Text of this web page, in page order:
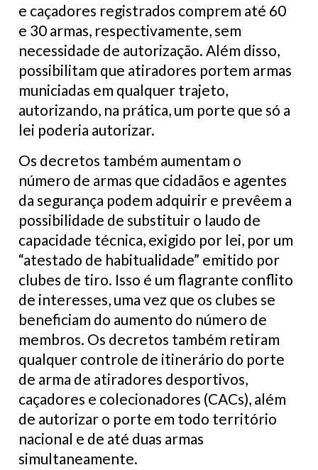
e caçadores registrados comprem até 60
e 30 armas, respectivamente, sem
necessidade de autorização. Além disso,
possibilitam que atiradores portem armas
municiadas em qualquer trajeto,
autorizando, na prática, um porte que só a
lei poderia autorizar.
Os decretos também aumentam o
número de armas que cidadãos e agentes
da segurança podem adquirir e prevêem a
possibilidade de substituir o laudo de
capacidade técnica, exigido por lei, por um
“atestado de habitualidade” emitido por
clubes de tiro. Isso é um flagrante conflito
de interesses, uma vez que os clubes se
beneficiam do aumento do número de
membros. Os decretos também retiram
qualquer controle de itinerário do porte
de arma de atiradores desportivos,
caçadores e colecionadores (CACs), além
de autorizar o porte em todo território
nacional e de até duas armas
simultaneamente.